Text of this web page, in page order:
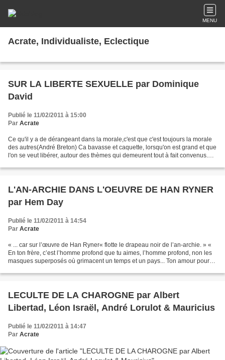
MENU
Acrate, Individualiste, Eclectique
SUR LA LIBERTE SEXUELLE par Dominique
David
Publié le 11/02/2011 à 15:00
Par Acrate
Ce qu'il y a de dérangeant dans la morale,c'est que c'est toujours la morale
des autres(André Breton) Ca bavasse et caquette, lorsqu'on est grand et que
l'on se veut libérer, autour des thèmes qui demeurent tout à fait convenus.
L'AN-ARCHIE DANS L'OEUVRE DE HAN RYNER
par Hem Day
Publié le 11/02/2011 à 14:54
Par Acrate
« ... car sur l’œuvre de Han Ryner« flotte le drapeau noir de l’an-archie. » «
En ton frère, c’est l’homme profond que tu aimes, l’homme profond, non les
masques superposés où grimacent un temps et un pays... Ton amour pour
LECULTE DE LA CHAROGNE par Albert
Libertad, Léon Israël, André Lorulot & Mauricius
Publié le 11/02/2011 à 14:47
Par Acrate